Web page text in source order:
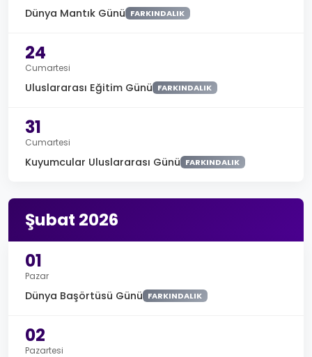
Dünya Mantık Günü FARKINDALIK
24
Cumartesi
Uluslararası Eğitim Günü FARKINDALIK
31
Cumartesi
Kuyumcular Uluslararası Günü FARKINDALIK
Şubat 2026
01
Pazar
Dünya Başörtüsü Günü FARKINDALIK
02
Pazartesi